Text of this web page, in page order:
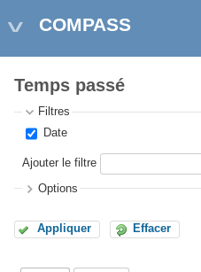
COMPASS
Temps passé
Filtres
Date
Ajouter le filtre
Options
Appliquer Effacer